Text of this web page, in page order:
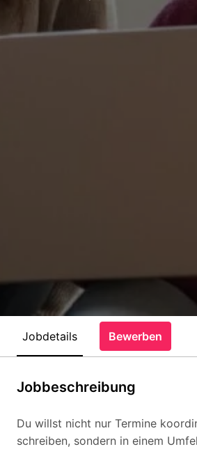
Jobdetails Bewerben
Jobbeschreibung
Du willst nicht nur Termine
schreiben, sondern in einem